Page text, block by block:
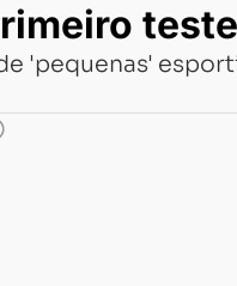
teste
'pequenas'